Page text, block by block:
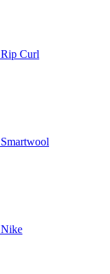
Rip Curl
Smartwool
Nike